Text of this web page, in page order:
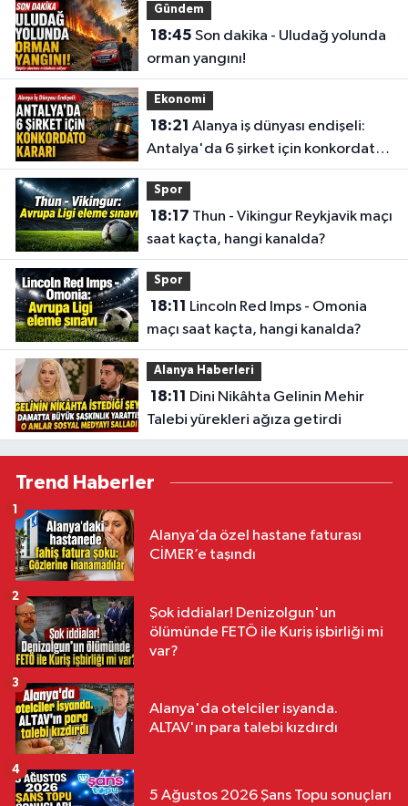
Gündem
18:45
orman yangını!
Ekonomi
18:21
Antalya'da 6 şirket için konkordato
kararı
Spor
18:17
saat kaçta, hangi kanalda?
Spor
18:11
maçı saat kaçta, hangi kanalda?
Alanya Haberleri
18:11
Talebi yürekleri ağıza getirdi
Trend Haberler
Alanya’da özel hastane faturası
CİMER’e taşındı
1
Şok iddialar! Denizolgun'un
ölümünde FETÖ ile Kuriş işbirliği mi
var?
2
Alanya'da otelciler isyanda.
ALTAV'ın para talebi kızdırdı
3
5 Ağustos 2026 Şans Topu sonuçları
4